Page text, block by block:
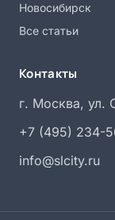
Новосибирск
Все статьи
Контакты
г. Москва, ул.
+7 (495) 234-
info@slcity.ru